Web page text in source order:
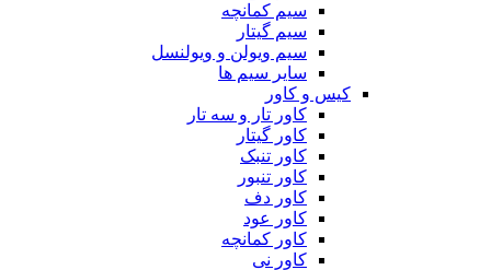
سیم کمانچه
سیم گیتار
سیم ویولن و ویولنسل
سایر سیم ها
کیس و کاور
کاور تار و سه تار
کاور گیتار
کاور تنبک
کاور تنبور
کاور دف
کاور عود
کاور کمانچه
کاور نی